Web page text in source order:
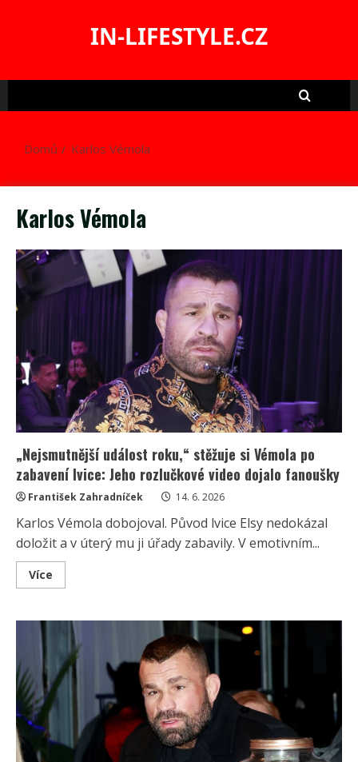
IN-LIFESTYLE.CZ
Domů Karlos Vémola
Karlos Vémola
„Nejsmutnější událost roku,“ stěžuje si Vémola po
zabavení lvice: Jeho rozlučkové video dojalo fanoušky
František Zahradníček 14. 6. 2026
Karlos Vémola dobojoval. Původ lvice Elsy nedokázal
doložit a v úterý mu ji úřady zabavily. V emotivním...
Více
more
událost
roku,“
stěžuje
si
Vémola
po
zabavení
lvice:
Jeho
rozlučkové
video
dojalo
fanoušky